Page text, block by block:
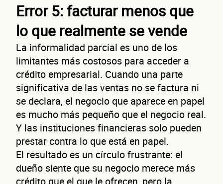
Error 5: facturar menos que
lo que realmente se vende
La informalidad parcial es uno de los
limitantes más costosos para acceder a
crédito empresarial. Cuando una parte
significativa de las ventas no se factura ni
se declara, el negocio que aparece en papel
es mucho más pequeño que el negocio real.
Y las instituciones financieras solo pueden
prestar contra lo que está en papel.
El resultado es un círculo frustrante: el
dueño siente que su negocio merece más
crédito que el que le ofrecen, pero la